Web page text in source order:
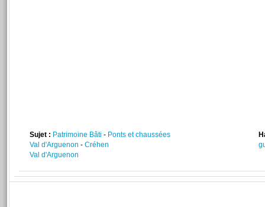
Sujet : Patrimoine Bâti - Ponts et chaussées
Val d'Arguenon - Créhen
Val d'Arguenon